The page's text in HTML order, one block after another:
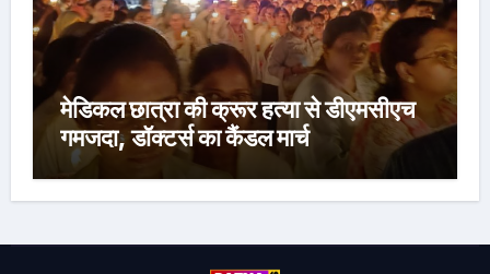
मेडिकल छात्रा की क्रूर हत्या से डीएमसीएच
गमजदा, डॉक्टर्स का कैंडल मार्च